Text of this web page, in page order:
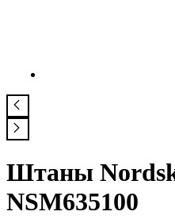
Штаны
NSM635100